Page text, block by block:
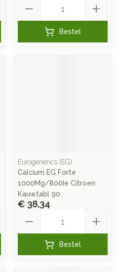
Bestel
Eurogenerics (EG)
Calcium EG Forte
1000Mg/800Ie Citroen
Kauwtabl 90
€ 38,34
Bestel